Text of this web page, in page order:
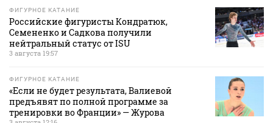
ФИГУРНОЕ КАТАНИЕ
Российские фигуристы Кондратюк,
Семененко и Садкова получили
нейтральный статус от ISU
3 августа 19:57
ФИГУРНОЕ КАТАНИЕ
«Если не будет результата, Валиевой
предъявят по полной программе за
тренировки во Франции» — Журова